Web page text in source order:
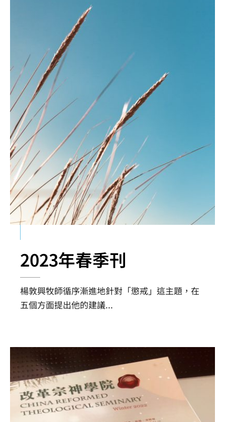
2023年春季刊
楊敦興牧師循序漸進地針對「懲戒」這主題，在
五個方面提出他的建議...